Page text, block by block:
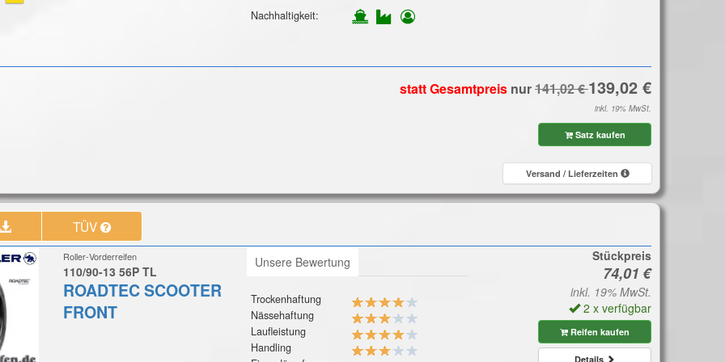
Nachhaltigkeit:
statt Gesamtpreis nur
inkl. 19% MwSt.
Satz kaufen
Versand / Lieferzeiten
TÜV
Roller-Vorderreifen
110/90-13 56P TL
ROADTEC SCOOTER
FRONT
Unsere Bewertung
Trockenhaftung
Nässehaftung
Laufleistung
Handling
Stückpreis
inkl. 19% MwSt.
2 x verfügbar
Reifen kaufen
Details